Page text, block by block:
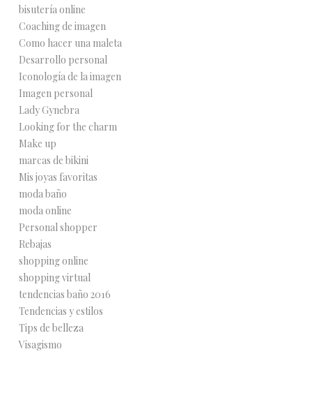
bisutería online
Coaching de imagen
Como hacer una maleta
Desarrollo personal
Iconología de la imagen
Imagen personal
Lady Gynebra
Looking for the charm
Make up
marcas de bikini
Mis joyas favoritas
moda baño
moda online
Personal shopper
Rebajas
shopping online
shopping virtual
tendencias baño 2016
Tendencias y estilos
Tips de belleza
Visagismo